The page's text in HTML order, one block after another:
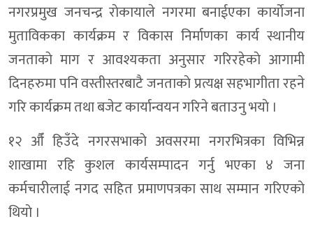
नगरप्रमुख जनचन्द्र राेकायाले नगरमा बनाईएका कार्याेजना
मुताविकका कार्यक्रम र विकास निर्माणका कार्य स्थानीय
जनताकाे माग र आवश्यकता अनुसार गरिरहेकाे आगामी
दिनहरुमा पनि वस्तीस्तरबाटै जनताकाे प्रत्यक्ष सहभागीता रहने
गरि कार्यक्रम तथा बजेट कार्यान्वयन गरिने बताउनु भयाे ।
१२ औँ हिउँदे नगरसभाकाे अवसरमा नगरभित्रका विभिन्न
शाखामा रहि कुशल कार्यसम्पादन गर्नु भएका ४ जना
कर्मचारीलाई नगद सहित प्रमाणपत्रका साथ सम्मान गरिएकाे
थियाे ।